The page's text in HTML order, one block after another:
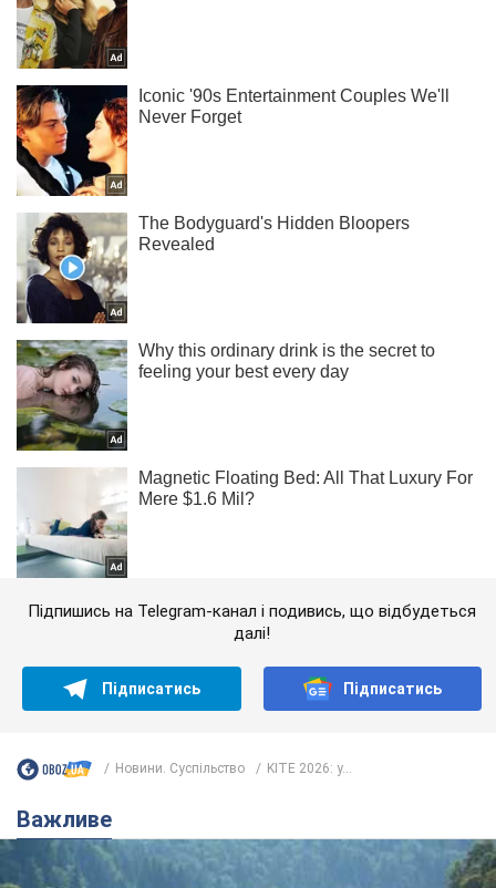
Підпишись на Telegram-канал і подивись, що відбудеться
далі!
Підписатись Підписатись
Новини. Суспільство KITE 2026: у...
Важливе